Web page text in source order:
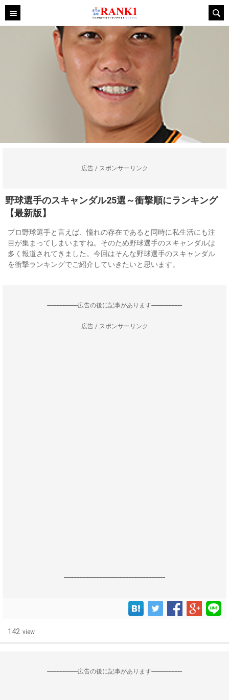
広告 / スポンサーリンク
野球選手のスキャンダル25選～衝撃順にランキング
【最新版】
プロ野球選手と言えば、憧れの存在であると同時に私生活にも注
目が集まってしまいますね。そのため野球選手のスキャンダルは
多く報道されてきました。今回はそんな野球選手のスキャンダル
を衝撃ランキングでご紹介していきたいと思います。
--------------------広告の後に記事があります--------------------
広告 / スポンサーリンク
------------------------------------------------------------------
142 view
--------------------広告の後に記事があります--------------------